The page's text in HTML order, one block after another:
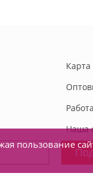
Карта
Наша
пользование